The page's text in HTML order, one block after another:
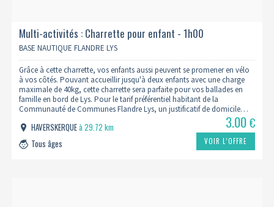
Multi-activités : Charrette pour enfant - 1h00
BASE NAUTIQUE FLANDRE LYS
Grâce à cette charrette, vos enfants aussi peuvent se promener en vélo
à vos côtés. Pouvant accueillir jusqu'à deux enfants avec une charge
maximale de 40kg, cette charrette sera parfaite pour vos ballades en
famille en bord de Lys. Pour le tarif préférentiel habitant de la
Communauté de Communes Flandre Lys, un justificatif de domicile…
HAVERSKERQUEà 29.72 km
Tous âges
3.00€
VOIR L’OFFRE